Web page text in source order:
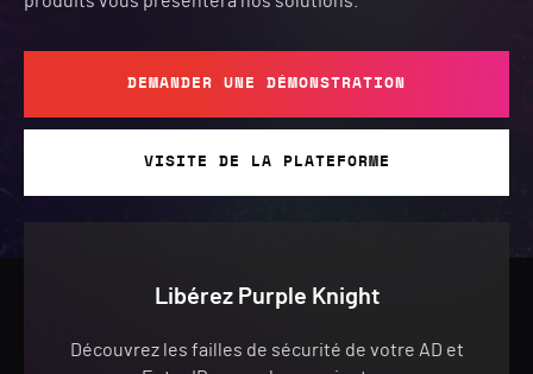
DEMANDER UNE DÉMONSTRATION
VISITE DE LA PLATEFORME
Libérez Purple Knight
Découvrez les failles de sécurité de votre AD et